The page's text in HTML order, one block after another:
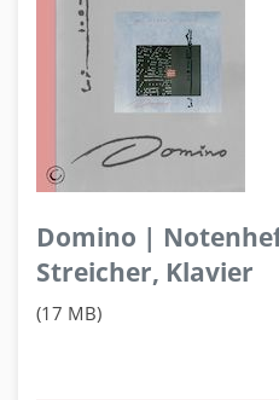
Domino |
Streicher, Klavier
(17 MB)